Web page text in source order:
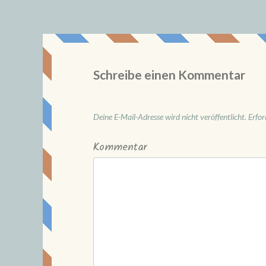
Schreibe einen Kommentar
Deine E-Mail-Adresse wird nicht veröffentlicht.
Kommentar